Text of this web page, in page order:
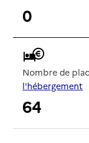
0
Nombre de
l'hébergement
64